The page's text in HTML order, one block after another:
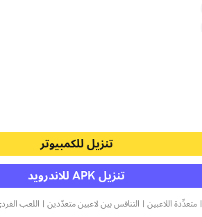
تنزيل للكمبيوتر
تنزيل APK للاندرويد
| متعدِّدة اللاعبين | التنافس بين لاعبين متعدّدين | اللعب